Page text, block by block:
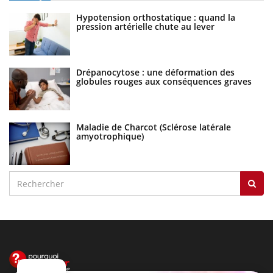
Hypotension orthostatique : quand la
pression artérielle chute au lever
Drépanocytose : une déformation des
globules rouges aux conséquences graves
Maladie de Charcot (Sclérose latérale
amyotrophique)